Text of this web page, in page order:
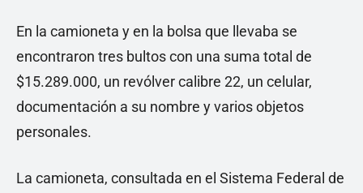
En la camioneta y en la bolsa que llevaba se
encontraron tres bultos con una suma total de
$15.289.000, un revólver calibre 22, un celular,
documentación a su nombre y varios objetos
personales.
La camioneta, consultada en el Sistema Federal de